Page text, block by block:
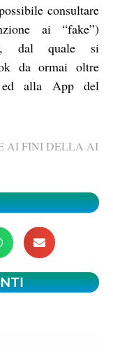
consultare
ai “fake”)
dal quale si
da ormai oltre
alla App del
AI FINI DELLA AI